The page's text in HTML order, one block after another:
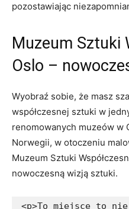
pozostawiając
Muzeum ⁤Sztuki
Oslo –
Wyobraź sobie, że​ masz⁢
współczesnej ‍sztuki w
renomowanych muzeów⁢ w
⁢Norwegii, w⁤ otoczeniu
Muzeum Sztuki​
‍nowoczesną wizją sztuki.
<p>To miejsce to